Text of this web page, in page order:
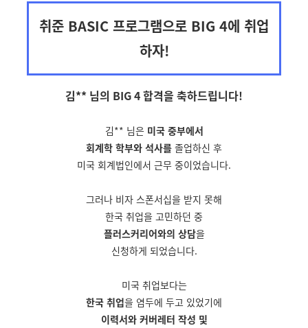
취준 BASIC 프로그램으로 BIG 4에 취업
하자!
김** 님의 BIG 4 합격을 축하드립니다!
김** 님은 미국 중부에서
회계학 학부와 석사를 졸업하신 후
미국 회계법인에서 근무 중이었습니다.
그러나 비자 스폰서십을 받지 못해
한국 취업을 고민하던 중
플러스커리어와의 상담을
신청하게 되었습니다.
미국 취업보다는
한국 취업을 염두에 두고 있었기에
이력서와 커버레터 작성 및